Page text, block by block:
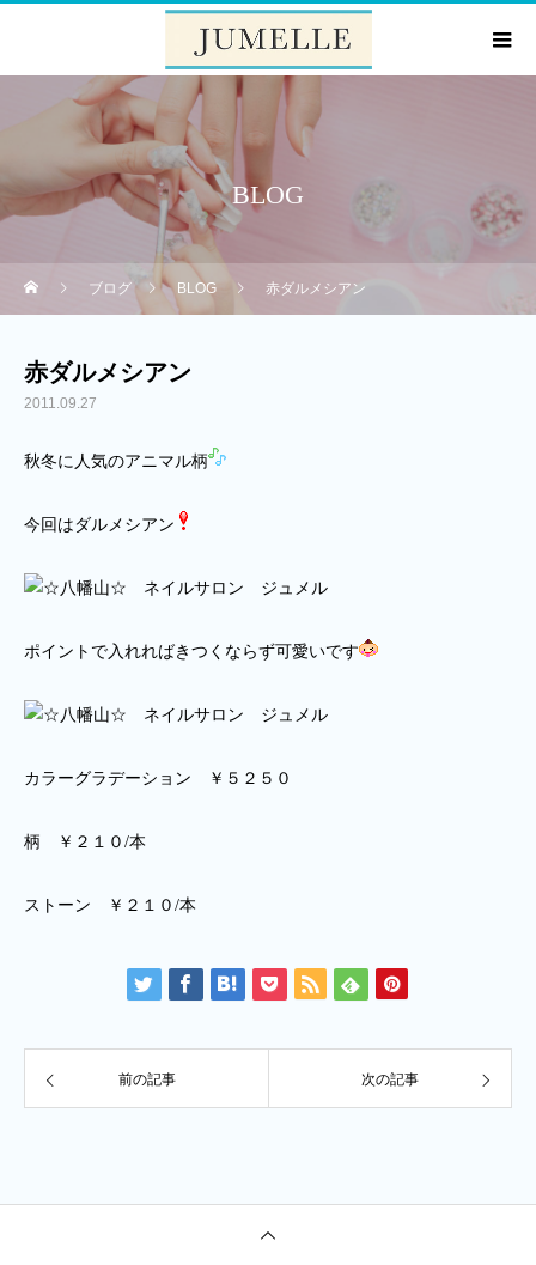
BLOG
ブログ BLOG 赤ダルメシアン
赤ダルメシアン
2011.09.27
秋冬に人気のアニマル柄
今回はダルメシアン
ポイントで入れればきつくならず可愛いです
カラーグラデーション ￥５２５０
柄 ￥２１０/本
ストーン ￥２１０/本
前の記事 次の記事